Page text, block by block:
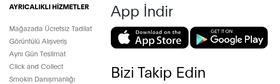
AYRICALIKLI HİZMETLER
Mağazada Ücretsiz Tadilat
Görüntülü Alışveriş
Aynı Gün Teslimat
Click and Collect
Smokin Danışmanlığı
App İndir
Bizi Takip Edin